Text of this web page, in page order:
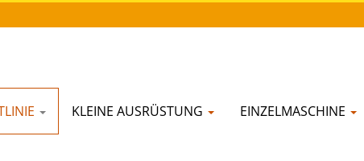
KLEINE AUSRÜSTUNG EINZELMASCHINE